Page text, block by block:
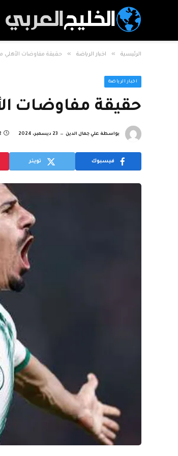
الرئيسية » اخبار الرياضة » حقيقة مفاوضات الأهلي
اخبار الرياضة
حقيقة مفاوضات
بواسطة علي جمال الدين 23 ديسمبر، 2024 2
فيسبوك تويتر